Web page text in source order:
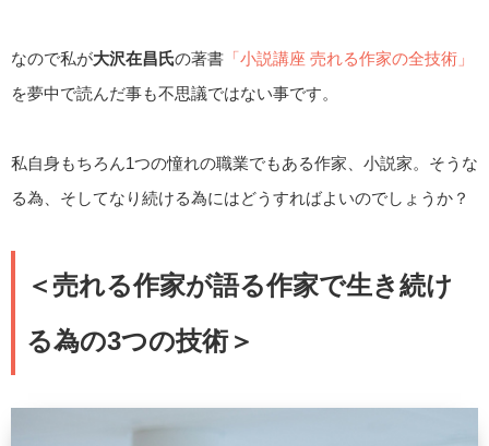
なので私が大沢在昌氏の著書 「小説講座 売れる作家の全技術」
を夢中で読んだ事も不思議ではない事です。
私自身もちろん1つの憧れの職業でもある作家、小説家。そうな
る為、そしてなり続ける為にはどうすればよいのでしょうか？
＜売れる作家が語る作家で生き続け
る為の3つの技術＞